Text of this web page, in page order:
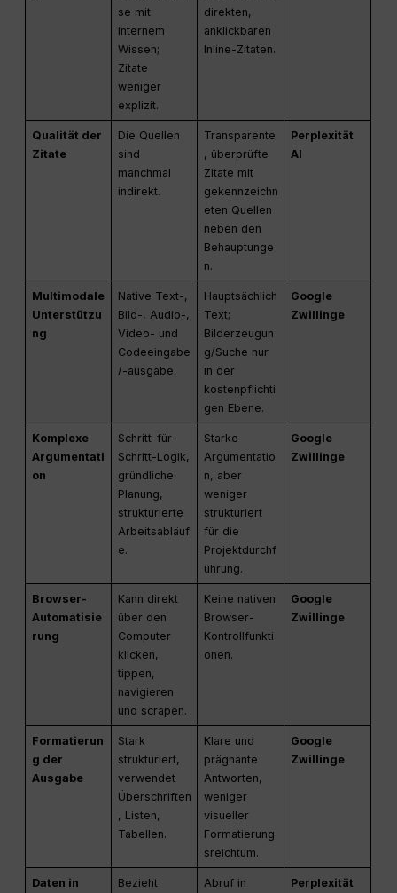
se mit
internem
Wissen;
Zitate
weniger
explizit.
direkten,
anklickbaren
Inline-Zitaten.
Qualität der
Zitate
Die Quellen
sind
manchmal
indirekt.
Transparente
, überprüfte
Zitate mit
gekennzeichn
eten Quellen
neben den
Behauptunge
n.
Perplexität
AI
Multimodale
Unterstützu
ng
Native Text-,
Bild-, Audio-,
Video- und
Codeeingabe
/-ausgabe.
Hauptsächlich
Text;
Bilderzeugun
g/Suche nur
in der
kostenpflichti
gen Ebene.
Google
Zwillinge
Komplexe
Argumentati
on
Schritt-für-
Schritt-Logik,
gründliche
Planung,
strukturierte
Arbeitsabläuf
e.
Starke
Argumentatio
n, aber
weniger
strukturiert
für die
Projektdurchf
ührung.
Google
Zwillinge
Browser-
Automatisie
rung
Kann direkt
über den
Computer
klicken,
tippen,
navigieren
und scrapen.
Keine nativen
Browser-
Kontrollfunkti
onen.
Google
Zwillinge
Formatierun
g der
Ausgabe
Stark
strukturiert,
verwendet
Überschriften
, Listen,
Tabellen.
Klare und
prägnante
Antworten,
weniger
visueller
Formatierung
sreichtum.
Google
Zwillinge
Daten in
Bezieht
Abruf in
Perplexität